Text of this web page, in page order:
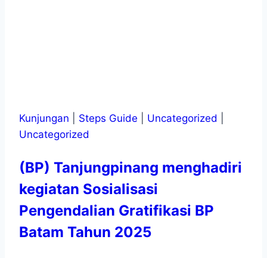
Kunjungan Steps Guide Uncategorized
Uncategorized
(BP) Tanjungpinang menghadiri
kegiatan Sosialisasi
Pengendalian Gratifikasi BP
Batam Tahun 2025